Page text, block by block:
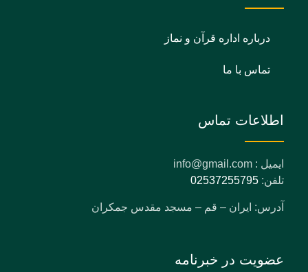
درباره اداره قرآن و نماز
تماس با ما
اطلاعات تماس
ایمیل : info@gmail.com
تلفن: 02537255795
آدرس: ایران – قم – مسجد مقدس جمکران
عضویت در خبرنامه